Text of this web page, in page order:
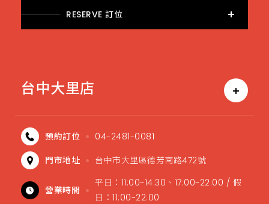
RESERVE 訂位
台中大里店
預約訂位
04-2481-0081
門市地址
台中市大里區德芳南路472號
營業時間
平日：11:00~14:30、17:00~22:00 / 假
日：11:00~22:00